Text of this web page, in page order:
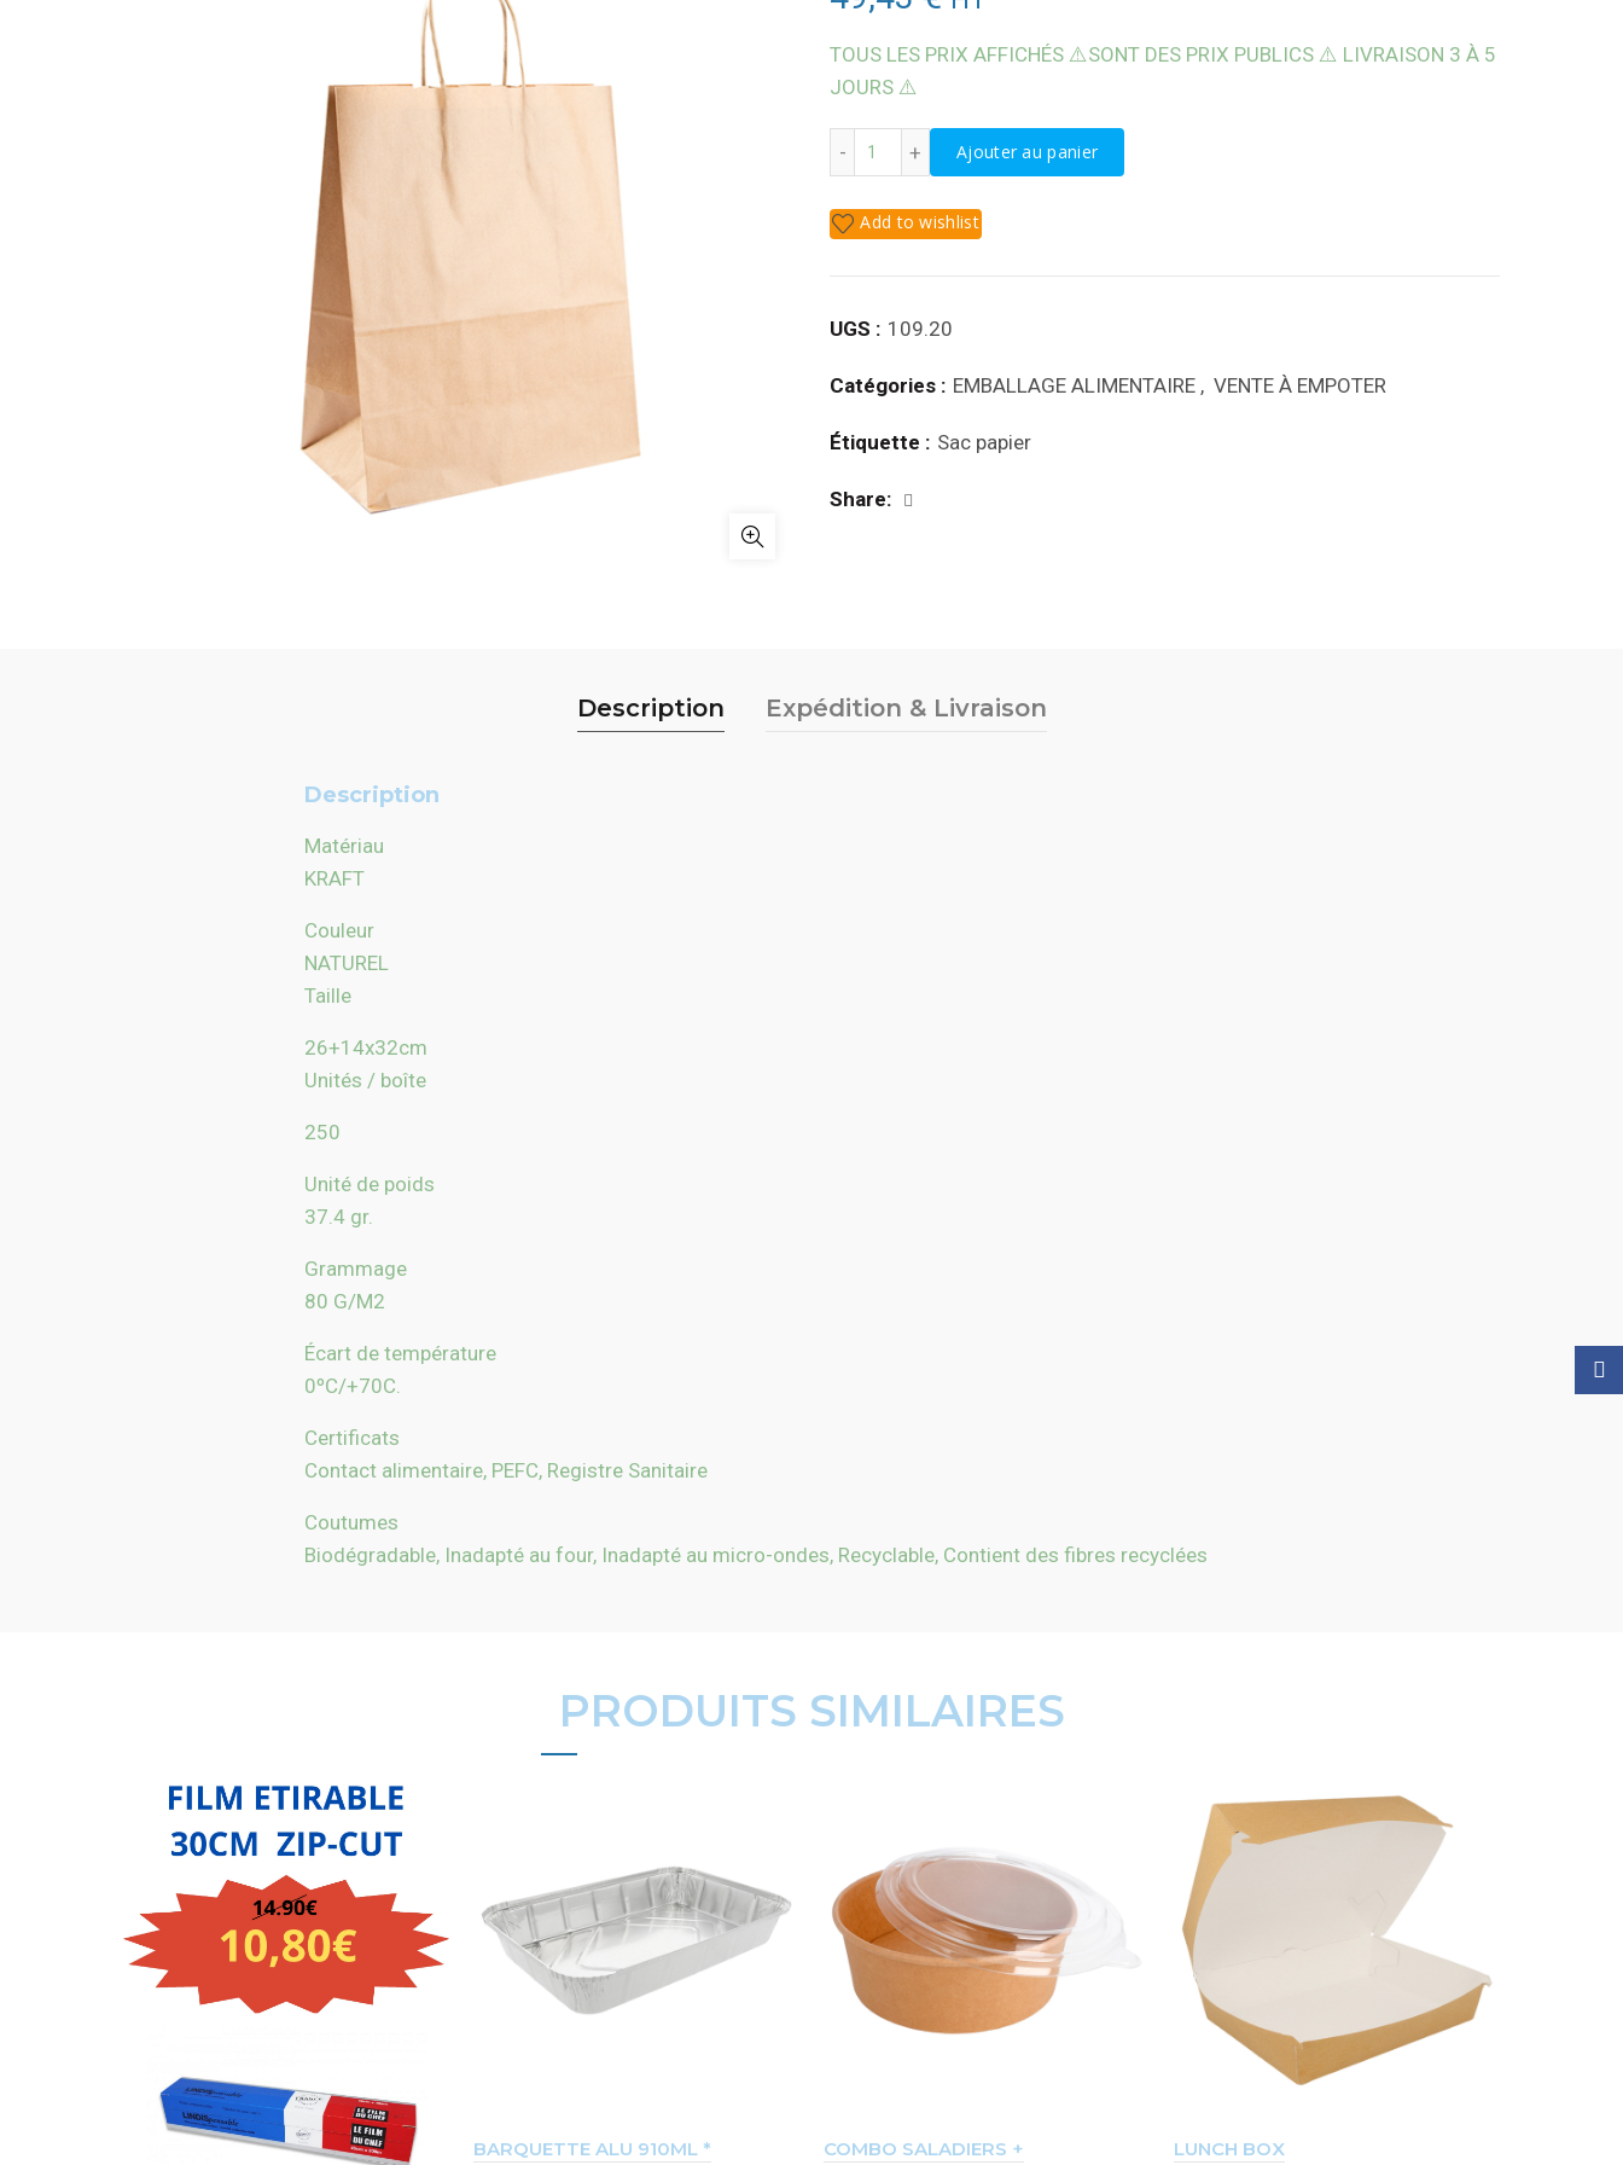
TOUS LES PRIX AFFICHÉS ⚠️SONT DES PRIX PUBLICS ⚠️ LIVRAISON 3 À 5
JOURS ⚠️
Ajouter au panier
Add to wishlist
UGS : 109.20
Catégories : EMBALLAGE ALIMENTAIRE , VENTE À EMPOTER
Étiquette : Sac papier
Share
Description Expédition & Livraison
Description
Matériau
KRAFT
Couleur
NATUREL
Taille
26+14x32cm
Unités / boîte
250
Unité de poids
37.4 gr.
Grammage
80 G/M2
Écart de température
0ºC/+70C.
Certificats
Contact alimentaire, PEFC, Registre Sanitaire
Coutumes
Biodégradable, Inadapté au four, Inadapté au micro-ondes, Recyclable, Contient des fibres recyclées
PRODUITS SIMILAIRES
BARQUETTE ALU 910ML * COMBO SALADIERS + LUNCH BOX